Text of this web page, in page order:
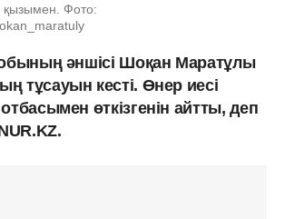
Фото:
әншісі Шоқан Маратұлы
тұсауын кесті. Өнер иесі
өткізгенін айтты, деп